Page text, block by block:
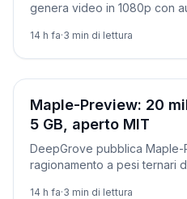
genera video in 1080p con
14 h fa·3 min di lettura
Novità
Maple-Preview: 20
5 GB, aperto MIT
DeepGrove pubblica Maple-
ragionamento a pesi ternari
14 h fa·3 min di lettura